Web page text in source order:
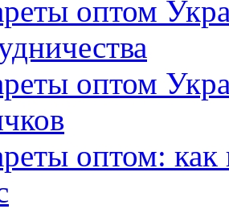
оптом
оптом
оптом: